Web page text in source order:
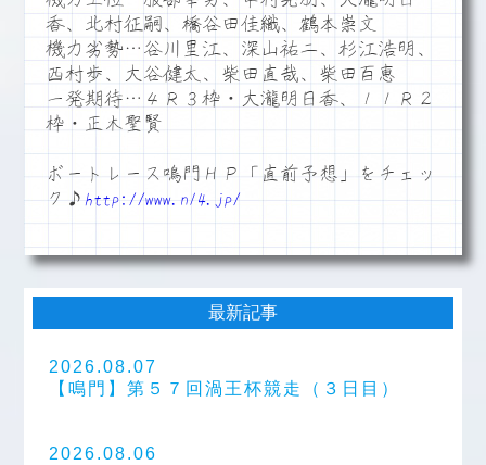
香、北村征嗣、橋谷田佳織、鶴本崇文
機力劣勢…谷川里江、深山祐二、杉江浩明、
西村歩、大谷健太、柴田直哉、柴田百恵
一発期待…４Ｒ３枠・大瀧明日香、１１Ｒ２
枠・正木聖賢
ボートレース鳴門ＨＰ「直前予想」をチェッ
ク♪ http://www.n14.jp/
最新記事
2026.08.07
【鳴門】第５７回渦王杯競走（３日目）
2026.08.06